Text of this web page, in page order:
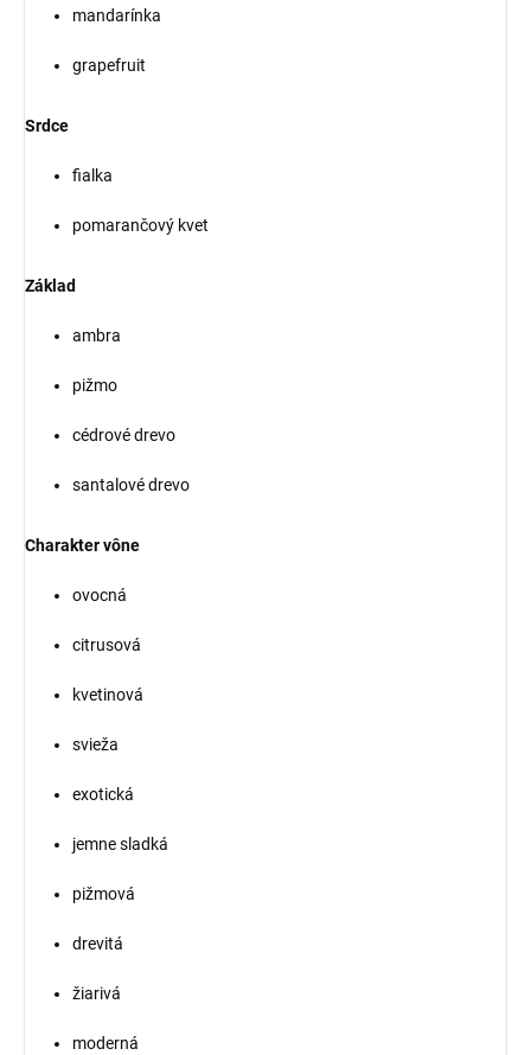
mandarínka
grapefruit
Srdce
fialka
pomarančový kvet
Základ
ambra
pižmo
cédrové drevo
santalové drevo
Charakter vône
ovocná
citrusová
kvetinová
svieža
exotická
jemne sladká
pižmová
drevitá
žiarivá
moderná